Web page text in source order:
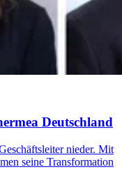
Deutschland
nieder. Mit
seine Transformation